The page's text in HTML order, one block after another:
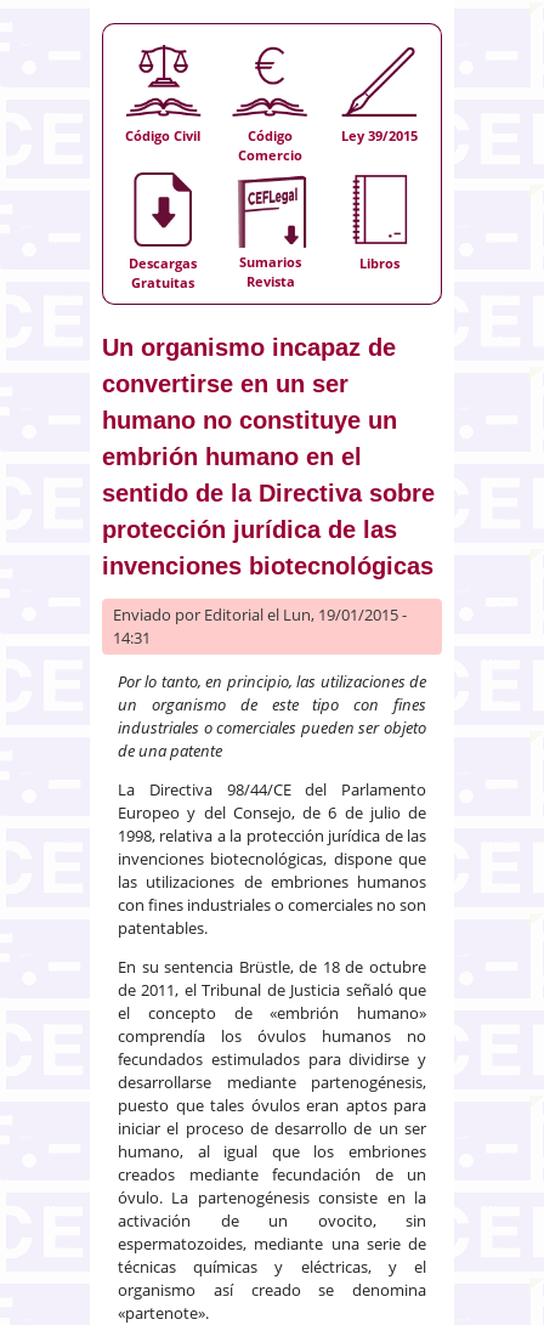
Código Civil
Código
Comercio
Ley 39/2015
Descargas
Gratuitas
Sumarios
Revista
Libros
Un organismo incapaz de
convertirse en un ser
humano no constituye un
embrión humano en el
sentido de la Directiva sobre
protección jurídica de las
invenciones biotecnológicas
Enviado por Editorialel Lun, 19/01/2015 -
14:31
Por lo tanto, en principio, las utilizaciones de
un organismo de este tipo con fines
industriales o comerciales pueden ser objeto
de una patente
La Directiva 98/44/CE del Parlamento
Europeo y del Consejo, de 6 de julio de
1998, relativa a la protección jurídica de las
invenciones biotecnológicas, dispone que
las utilizaciones de embriones humanos
con fines industriales o comerciales no son
patentables.
En su sentencia Brüstle, de 18 de octubre
de 2011, el Tribunal de Justicia señaló que
el concepto de «embrión humano»
comprendía los óvulos humanos no
fecundados estimulados para dividirse y
desarrollarse mediante partenogénesis,
puesto que tales óvulos eran aptos para
iniciar el proceso de desarrollo de un ser
humano, al igual que los embriones
creados mediante fecundación de un
óvulo. La partenogénesis consiste en la
activación de un ovocito, sin
espermatozoides, mediante una serie de
técnicas químicas y eléctricas, y el
organismo así creado se denomina
«partenote».